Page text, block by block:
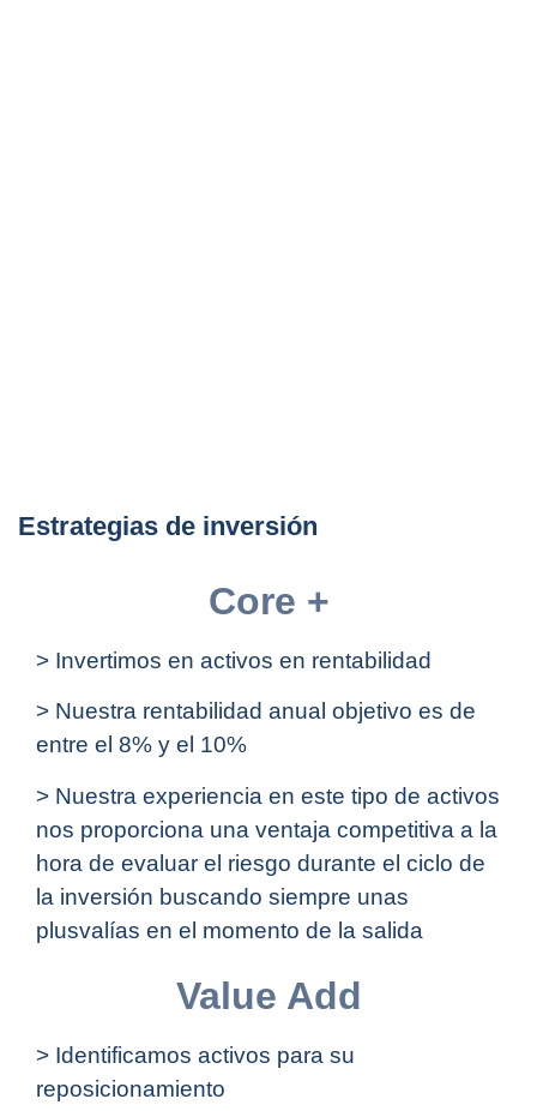
Estrategias de inversión
Core +
> Invertimos en activos en rentabilidad
> Nuestra rentabilidad anual objetivo es de
entre el 8% y el 10%
> Nuestra experiencia en este tipo de activos
nos proporciona una ventaja competitiva a la
hora de evaluar el riesgo durante el ciclo de
la inversión buscando siempre unas
plusvalías en el momento de la salida
Value Add
> Identificamos activos para su
reposicionamiento